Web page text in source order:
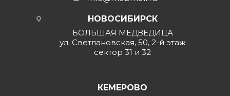
НОВОСИБИРСК
БОЛЬШАЯ МЕДВЕДИЦА
ул. Светлановская, 50, 2-й этаж
сектор 31 и 32
КЕМЕРОВО